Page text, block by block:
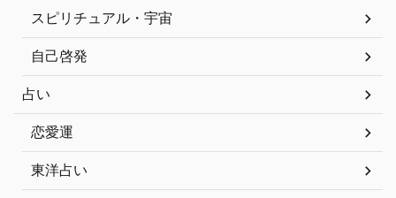
スピリチュアル・宇宙
自己啓発
占い
恋愛運
東洋占い